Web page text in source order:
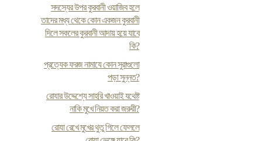
সদস্যের উপর কুরবানী ওয়াজিব হলে
তাদের মধ্য থেকে কোন একজন কুরবানী
দিলে সকলের কুরবানী আদায় হয়ে যাবে
কি?
প্রত্যেক ফরজ নামাযে কোন সুরাগুলো
পড়া সুন্নত?
রোযার উদ্দেশ্যে সাহরি খাওয়াই যথেষ্ট
নাকি মুখে নিয়ত করা জরুরী?
রোযা রেখে মুখের থুতু গিলে ফেললে